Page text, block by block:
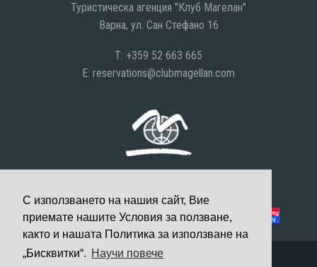
С използването на нашия сайт, Вие
приемате нашите Условия за ползване,
както и нашата Политика за използване на
„Бисквитки“. Научи повече
Туристическа агенция "Клуб Магелан"
Варна, ул. Сан Стефано 16
T: +359 52 663 665
E: reservations@clubmagellan.com
Можете да платите с:
© 2008-2026 Клуб Магелан, Всички права запазени